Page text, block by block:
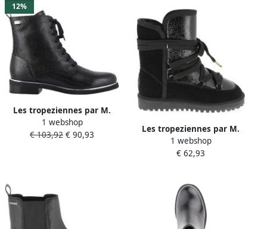
12%
Les tropeziennes par M.
Belarbi Leren laarzen
Mathilde
1 webshop
€ 103,92 € 90,93
Les tropeziennes par M.
Belarbi Chaley leren
enkellaarsjes
1 webshop
€ 62,93